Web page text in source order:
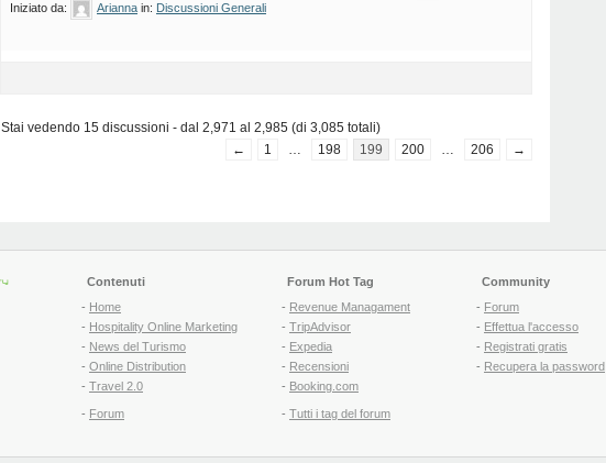
Iniziato da: Arianna in: Discussioni Generali
Stai vedendo 15 discussioni - dal 2,971 al 2,985 (di 3,085 totali)
←
1 … 198 199 200 … 206 →
Contenuti
- Home
- Hospitality Online Marketing
- News del Turismo
- Online Distribution
- Travel 2.0
- Forum
Forum Hot Tag
- Revenue Managament
- TripAdvisor
- Expedia
- Recensioni
- Booking.com
- Tutti i tag del forum
Community
- Forum
- Effettua l'accesso
- Registrati gratis
- Recupera la password